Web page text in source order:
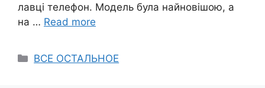
лавці телефон. Модель була найновішою, а
на … Read more
Categories
ВСЕ ОСТАЛЬНОЕ